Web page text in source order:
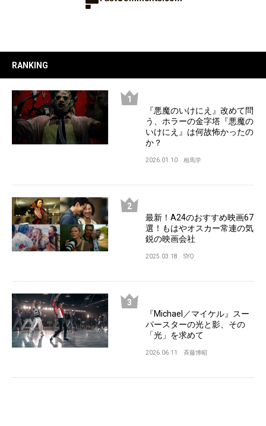
RANKING
『悪魔のいけにえ』改めて問
う、ホラーの金字塔『悪魔の
いけにえ』は何故怖かったの
か？
2026.01.10 相馬学
最新！A24のおすすめ映画67
選！もはやオスカー常連の気
鋭の映画会社
2025.03.18 SYO
『Michael／マイケル』スー
パースターの光と影、その
「光」を求めて
2026.06.11 斉藤博昭